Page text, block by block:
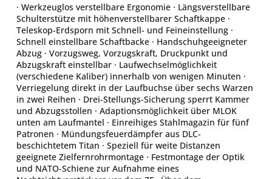
· Werkzeuglos verstellbare Ergonomie · Längsverstellbare
Schulterstütze mit höhenverstellbarer Schaftkappe ·
Teleskop-Erdsporn mit Schnell- und Feineinstellung ·
Schnell einstellbare Schaftbacke · Handschuhgeeigneter
Abzug · Vorzugsweg, Vorzugskraft, Druckpunkt und
Abzugskraft einstellbar · Laufwechselmöglichkeit
(verschiedene Kaliber) innerhalb von wenigen Minuten ·
Verriegelung direkt in der Laufbuchse über sechs Warzen
in zwei Reihen · Drei-Stellungs-Sicherung sperrt Kammer
und Abzugsstollen · Adaptionsmöglichkeit über MLOK
unten am Laufmantel · Einreihiges Stahlmagazin für fünf
Patronen · Mündungsfeuerdämpfer aus DLC-
beschichtetem Titan · Speziell für weite Distanzen
geeignete Zielfernrohrmontage · Festmontage der Optik
und NATO-Schiene zur Aufnahme eines